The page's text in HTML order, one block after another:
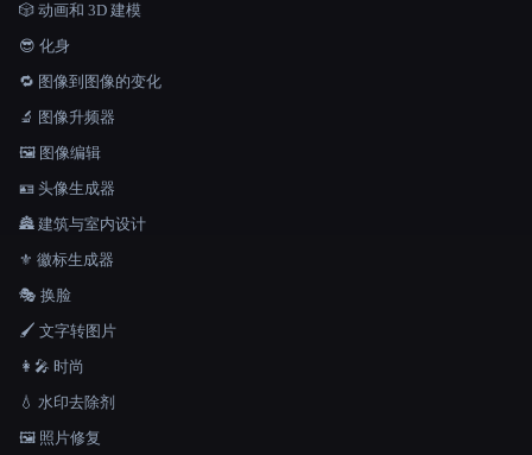
🎲 动画和 3D 建模
😎 化身
🔁 图像到图像的变化
🔬 图像升频器
🖼️ 图像编辑
🪪 头像生成器
🏯 建筑与室内设计
⚜️ 徽标生成器
🎭 换脸
🖌️ 文字转图片
👩‍🎤 时尚
💧 水印去除剂
🖼️ 照片修复